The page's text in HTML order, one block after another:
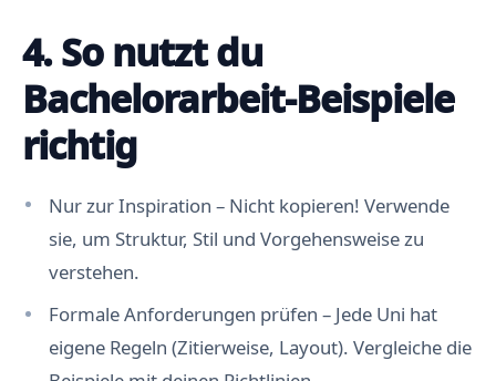
4. So nutzt du
Bachelorarbeit-Beispiele
richtig
Nur zur Inspiration – Nicht kopieren! Verwende
sie, um Struktur, Stil und Vorgehensweise zu
verstehen.
Formale Anforderungen prüfen – Jede Uni hat
eigene Regeln (Zitierweise, Layout). Vergleiche die